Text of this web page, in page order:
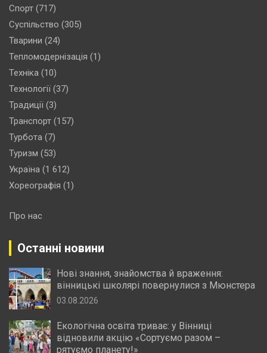
Спорт (717)
Суспільство (305)
Тварини (24)
Тепломодернізація (1)
Техніка (10)
Технології (37)
Традиції (3)
Транспорт (157)
Турбота (7)
Туризм (53)
Україна (1 612)
Хореографія (1)
Про нас
Останні новини
Нові знання, знайомства й враження:
вінницькі школярі повернулися з Мюнстера
03.08.2026
Екологічна освіта триває: у Вінниці
відновили акцію «Сортуємо разом –
рятуємо планету!»